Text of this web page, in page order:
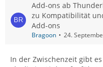
Add-ons ab
zu Kompatibilität
Add-ons
Bragoon 24.
In der Zwischenzeit gibt